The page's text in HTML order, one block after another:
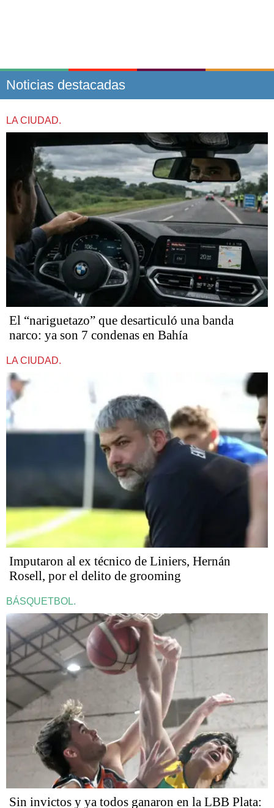
Noticias destacadas
LA CIUDAD.
​​​​​El “nariguetazo” que desarticuló una banda
narco: ya son 7 condenas en Bahía
LA CIUDAD.
Imputaron al ex técnico de Liniers, Hernán
Rosell, por el delito de grooming
BÁSQUETBOL.
Sin invictos y ya todos ganaron en la LBB Plata: